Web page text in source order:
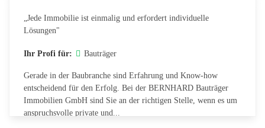
„Jede Immobilie ist einmalig und erfordert individuelle
Lösungen"
Ihr Profi für: Bauträger
Gerade in der Baubranche sind Erfahrung und Know-how
entscheidend für den Erfolg. Bei der BERNHARD Bauträger
Immobilien GmbH sind Sie an der richtigen Stelle, wenn es um
anspruchsvolle private und...